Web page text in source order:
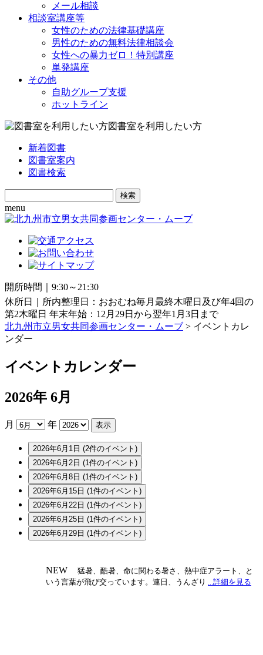
メール相談
相談室講座等
女性のための法律基礎講座
男性のための無料法律相談会
女性への暴力ゼロ！特別講座
単発講座
その他
自助グループ支援
ホットライン
図書室を利用したい方
新着図書
図書室案内
図書検索
Search
for:
menu
開所時間｜9:30～21:30
休所日｜所内整理日：おおむね毎月最終木曜日及び年4回の
第2木曜日 年末年始：12月29日から翌年1月3日まで
北九州市立男女共同参画センター・ムーブ > イベントカレ
ンダー
イベントカレンダー
2026年 6月
月 年
2026年6月1日 (2件のイベント)
2026年6月2日 (1件のイベント)
2026年6月8日 (1件のイベント)
2026年6月15日 (1件のイベント)
2026年6月22日 (1件のイベント)
2026年6月25日 (1件のイベント)
2026年6月29日 (1件のイベント)
NEW
猛暑、酷暑、命に関わる暑さ、熱中症アラート、と
いう言葉が飛び交っています。連日、うんざり
...詳細を見る